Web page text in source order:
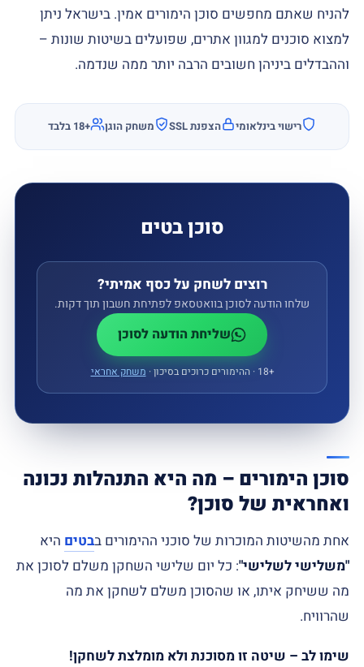
להניח שאתם מחפשים סוכן הימורים אמין. בישראל ניתן
למצוא סוכנים למגוון אתרים, שפועלים בשיטות שונות –
וההבדלים ביניהן חשובים הרבה יותר ממה שנדמה.
רישוי בינלאומי הצפנת SSL משחק הוגן 18+ ‏ בלבד
סוכן בטים
רוצים לשחק על כסף אמיתי?
שלחו הודעה לסוכן בוואטסאפ לפתיחת חשבון תוך דקות.
שליחת הודעה לסוכן
18+ ‏ · ההימורים כרוכים בסיכון · משחק אחראי
סוכן הימורים – מה היא התנהלות נכונה
ואחראית של סוכן?
אחת מהשיטות המוכרות של סוכני ההימורים בבטים היא
"משלישי לשלישי": כל יום שלישי השחקן משלם לסוכן את
מה ששיחק איתו, או שהסוכן משלם לשחקן את מה
שהרוויח.
שימו לב – שיטה זו מסוכנת ולא מומלצת לשחקן!